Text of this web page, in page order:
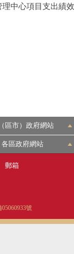
中心項目支出績
區市）政府網站
各區政府網站
郵箱
號